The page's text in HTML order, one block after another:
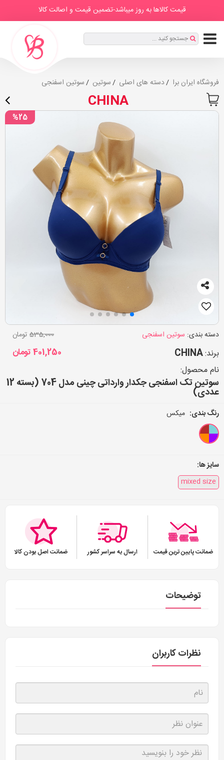
IranBra
اصلی ها ما
ثبت
|
قیمت کالاها به روز میباشد-تضمین قیمت و اصالت کالا
جستجو کنید ...
فروشگاه ایران برا دسته های اصلی سوتین سوتین اسفنجی
CHINA
%25
دسته بندی: سوتین اسفنجی 535,000 تومان
برند:CHINA
401,250تومان
نام محصول:
سوتین تک اسفنجی جکدار وارداتی چینی مدل 704 (بسته 12
عددی)
رنگ بندی: میکس
سایز ها:
mixed size
ضمانت پایین ترین قیمت ارسال به سراسر کشور ضمانت اصل بودن کالا
توضیحات
نظرات کاربران